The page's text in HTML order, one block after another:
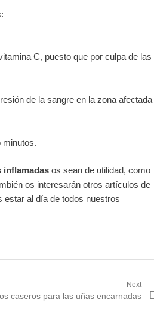
C, puesto que por culpa de las
de la sangre en la zona afectada
minutos.
inflamadasos sean de utilidad, como
os interesarán otros artículos de
al día de todos nuestros
Next
caseros para las uñas encarnadas